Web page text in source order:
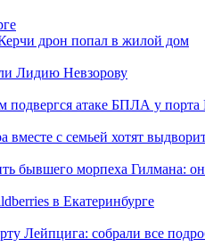
дрон попал в жилой дом
Лидию Невзорову
подвергся атаке БПЛА у порта
вместе с семьей хотят
бывшего морпеха Гилмана:
в Екатеринбурге
Лейпцига: собрали все